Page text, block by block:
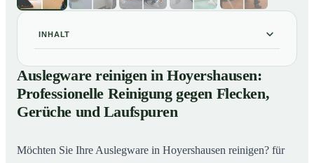
INHALT
01 Auslegware reinigen in Hoyershausen: Professionelle
Reinigung gegen Flecken, Gerüche und Laufspuren
02
So wird Auslegware in Hoyershausen professionell
gereinigt
Auslegware reinigen in Hoyershausen:
Professionelle Reinigung gegen Flecken,
Gerüche und Laufspuren
Möchten Sie Ihre Auslegware in Hoyershausen reinigen? für